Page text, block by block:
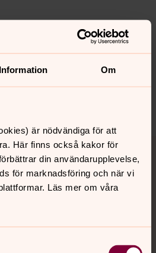
Information Om
är nödvändiga för att
Här finns också kakor för
din användarupplevelse,
för marknadsföring och när vi
Läs mer om våra
på sidans